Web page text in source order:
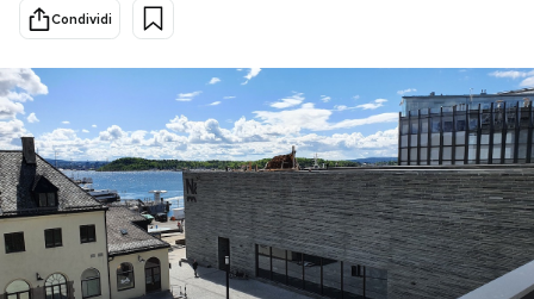
Economia
PODCAST
NEWSLETTER
Condividi